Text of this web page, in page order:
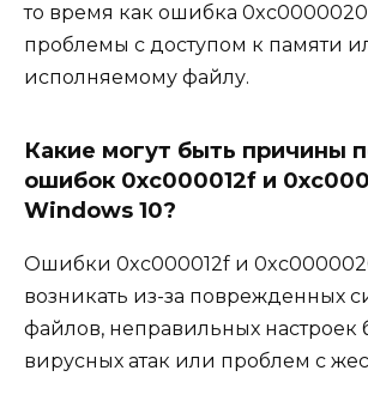
то время как ошибка 0xc0000020
проблемы с доступом к памяти
исполняемому файлу.
Какие могут быть причины
ошибок 0xc000012f и
Windows 10?
Ошибки 0xc000012f и
возникать из-за поврежденных
файлов, неправильных настроек
вирусных атак или проблем с